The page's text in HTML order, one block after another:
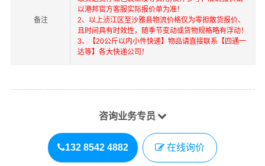
备注
以港邦官方客服实际报价单为准！
2、以上浈江区 至沙雅县物流价格仅为零担散货报价、
且时间具有时效性，随季节变动或货物规格略有浮动！
3、【20公斤以内小件快递】物品请直接联系【四通一
达等】各大快递公司！
咨询业务专员
132 8542 4882 在线询价